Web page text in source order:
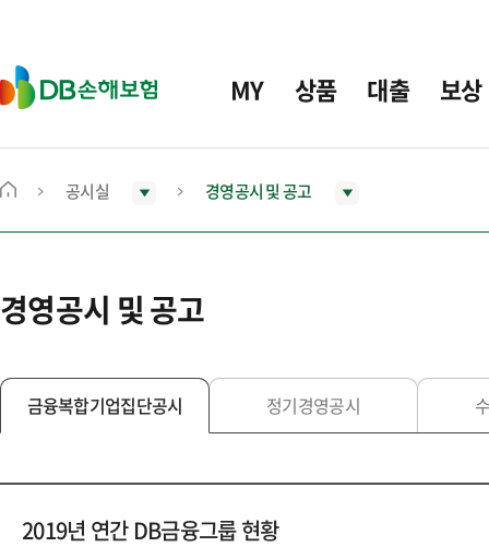
D
B
보
MY 상품 대출 보상
메
으
로
동
공시실 경영공시 및 공고
경영공시 및 공고
금융복합기업집단공시 정기경영공시
2019년 연간 DB금융그룹 현황